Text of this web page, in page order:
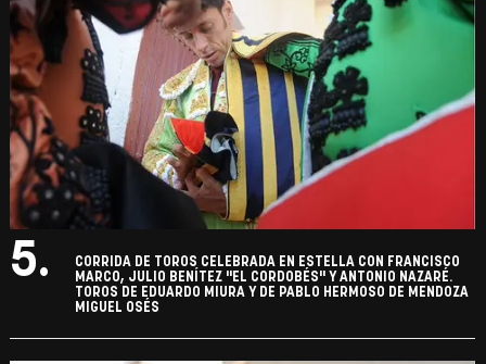
5.
CORRIDA DE TOROS CELEBRADA EN ESTELLA CON FRANCISCO
MARCO, JULIO BENÍTEZ "EL CORDOBÉS" Y ANTONIO NAZARÉ.
TOROS DE EDUARDO MIURA Y DE PABLO HERMOSO DE MENDOZA
MIGUEL OSÉS